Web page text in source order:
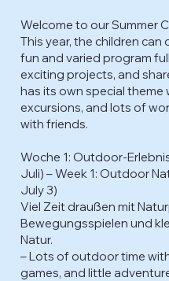
Welcome to our Summer
This year, the children
fun and varied program
exciting projects, and
has its own special theme
excursions, and lots of
with friends.
Woche 1: Outdoor-
Juli) – Week 1: Outdoor
July 3)
Viel Zeit draußen mit
Bewegungsspielen und
Natur.
– Lots of outdoor time
games, and little